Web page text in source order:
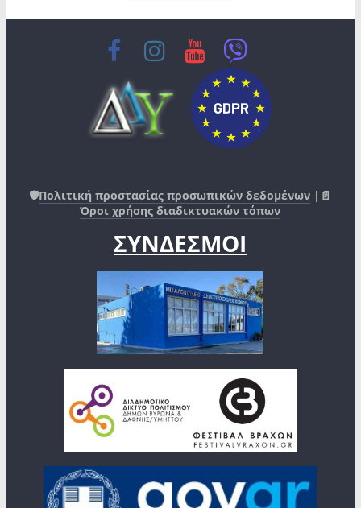
🛡️Πολιτική προστασίας προσωπικών δεδομένων |📄
Όροι χρήσης διαδικτυακών τόπων
ΣΥΝΔΕΣΜΟΙ